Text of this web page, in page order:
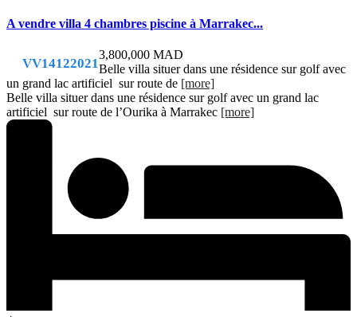
A vendre villa 4 chambres piscine à Marrakec...
VV14122021
3,800,000 MAD
Belle villa situer dans une résidence sur golf avec
un grand lac artificiel sur route de [more]
Belle villa situer dans une résidence sur golf avec un grand lac
artificiel sur route de l’Ourika à Marrakec [more]